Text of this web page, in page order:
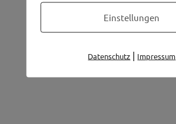
Einstellungen
Datenschutz | Impressum